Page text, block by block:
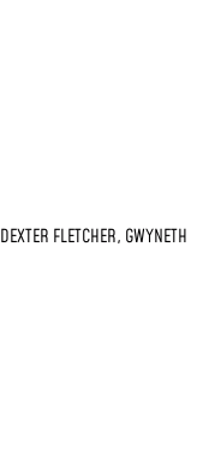
DEXTER FLETCHER, GWYNETH